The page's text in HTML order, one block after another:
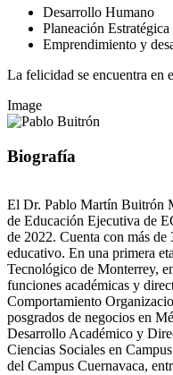
Desarrollo Humano
Planeación Estratégica
Emprendimiento y
La felicidad se encuentra en
Image
Biografía
El Dr. Pablo Martín Buitrón
de Educación Ejecutiva de
de 2022. Cuenta con más de
educativo. En una primera
Tecnológico de Monterrey,
funciones académicas y
Comportamiento
posgrados de negocios en
Desarrollo Académico y
Ciencias Sociales en
del Campus Cuernavaca,